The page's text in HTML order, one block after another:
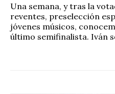
Una semana, y tras la
reventes, preselección
jóvenes músicos,
último semifinalista. Iván